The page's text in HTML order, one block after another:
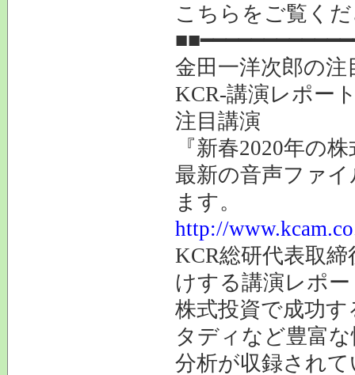
こちらをご覧
金田一洋次郎の注
KCR-講演レポー
注目講演
『新春2020年の
最新の音声ファ
ます。
http://
KCR総研代表取
けする講演レポ
株式投資で成功
タディなど豊富
分析が収録され